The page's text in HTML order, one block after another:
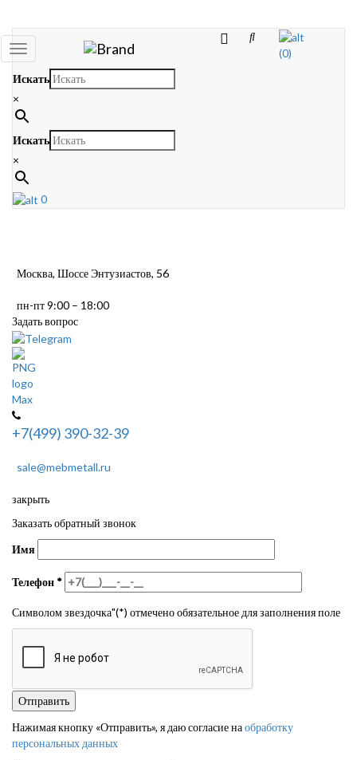
Toggle
navigation
(0)
Искать
×
Искать
×
0
Москва, Шоссе Энтузиастов, 56
пн-пт 9:00 – 18:00
Задать вопрос
+7(499) 390-32-39
sale@mebmetall.ru
закрыть
Заказать обратный звонок
Имя
Телефон *
Символом звездочка"(*) отмечено обязательное для заполнения поле
Нажимая кнопку «Отправить», я даю согласие наобработку
персональных данных